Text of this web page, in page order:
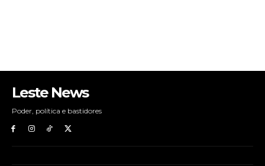
Leste News
Poder, política e bastidores